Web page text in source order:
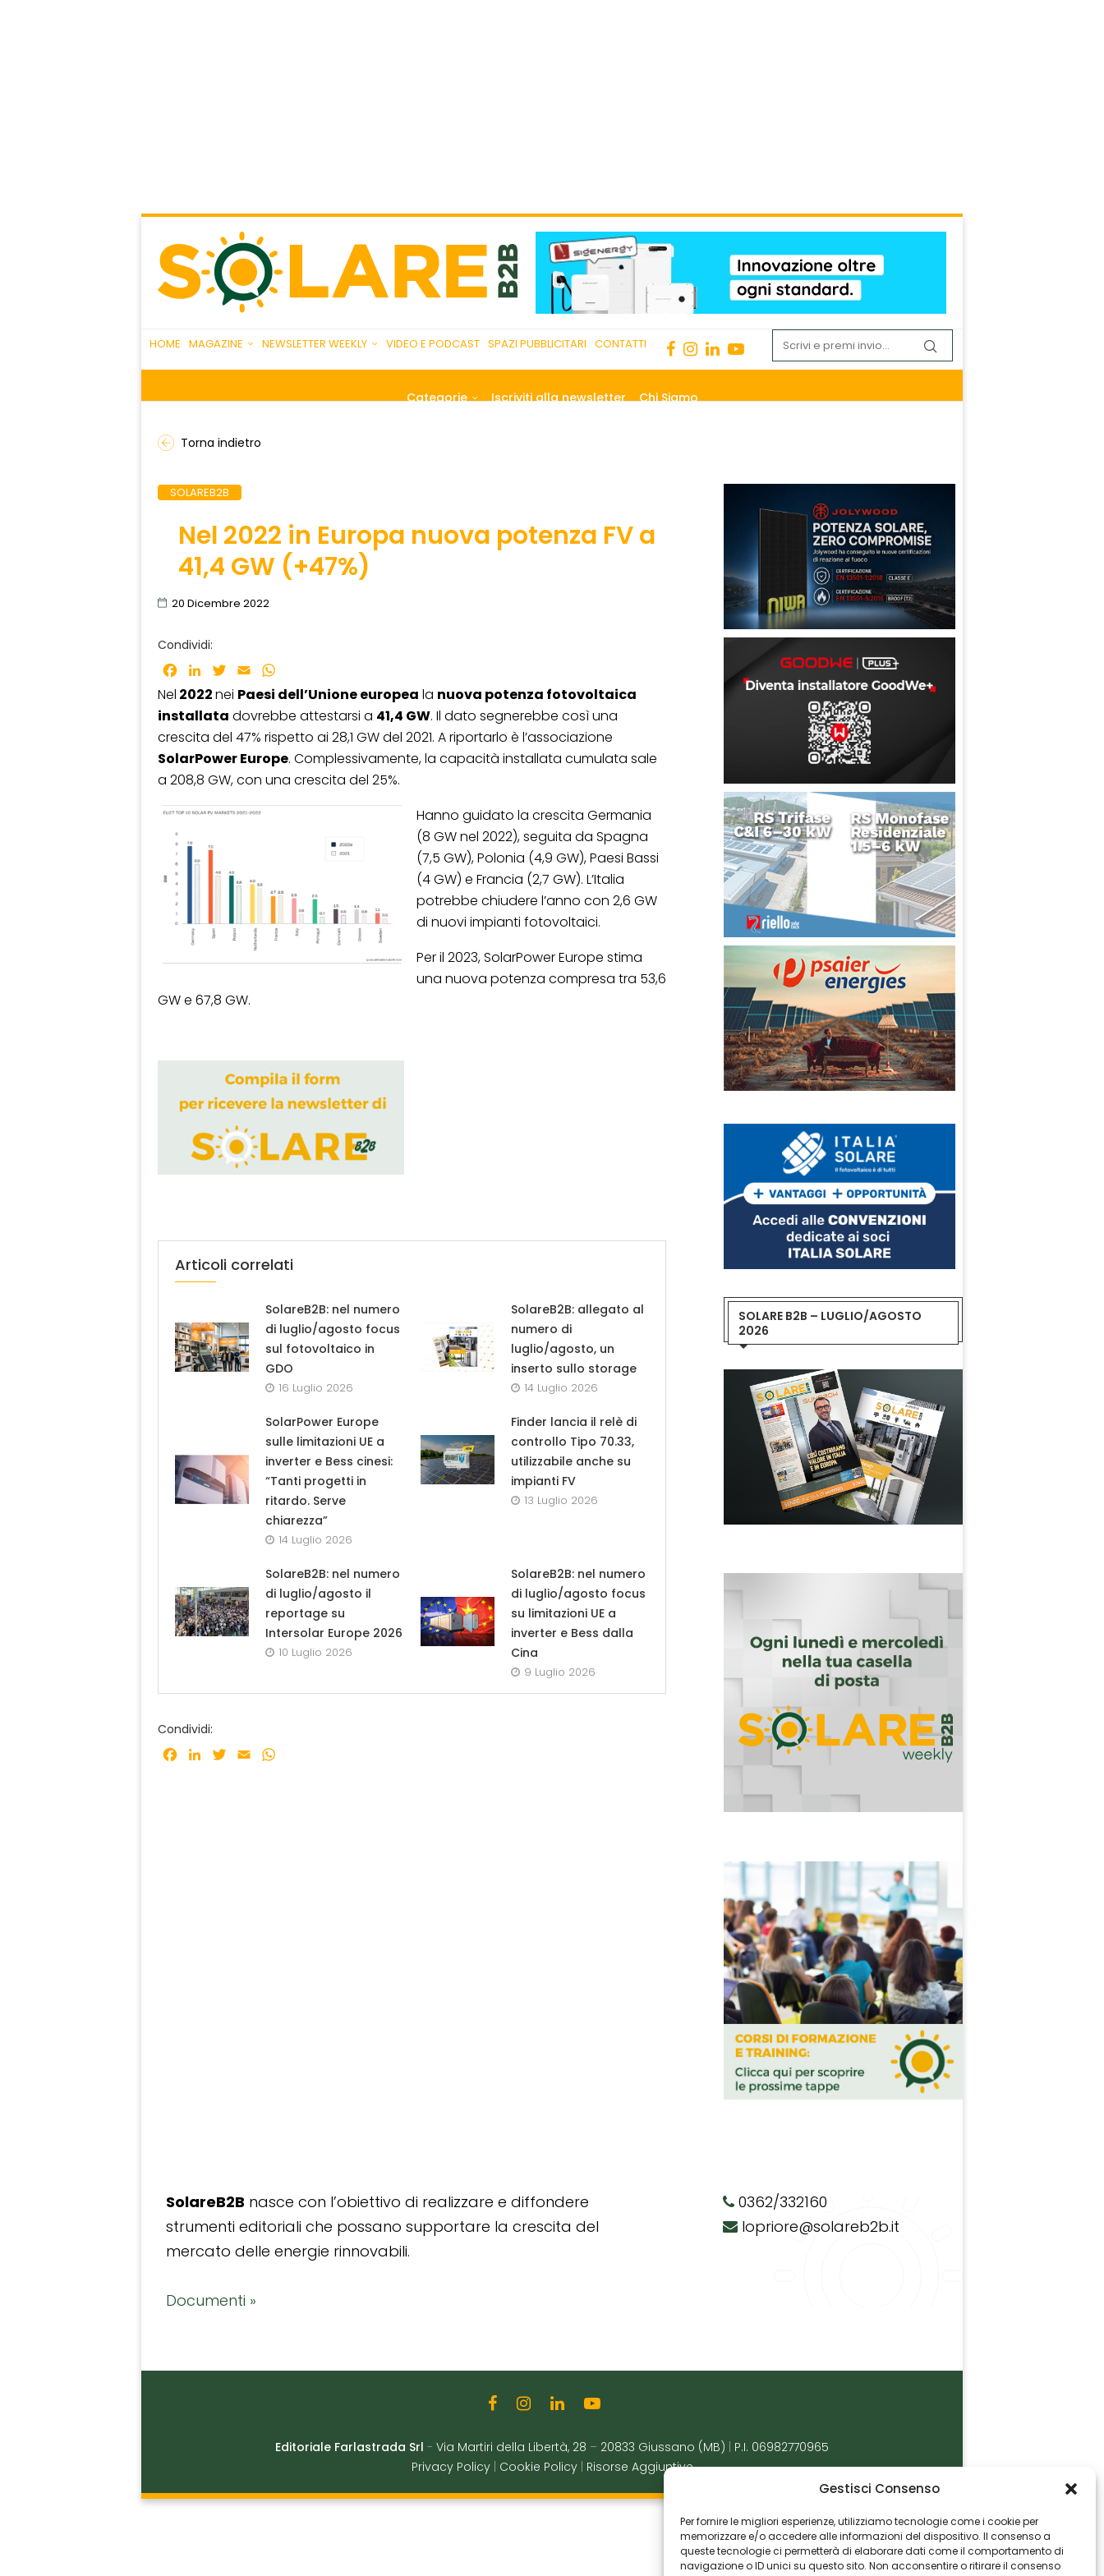
Gestisci Consenso
Per fornire le migliori esperienze, utilizziamo tecnologie come i cookie per
memorizzare e/o accedere alle informazioni del dispositivo. Il consenso a
queste tecnologie ci permetterà di elaborare dati come il comportamento di
navigazione o ID unici su questo sito. Non acconsentire o ritirare il consenso
HOME MAGAZINE NEWSLETTER WEEKLY VIDEO E PODCAST SPAZI PUBBLICITARI CONTATTI
Categorie Iscriviti alla newsletter Chi Siamo
Torna indietro
SOLAREB2B
Nel 2022 in Europa nuova potenza FV a
41,4 GW (+47%)
20 Dicembre 2022
Condividi:
Facebook
LinkedInTwitter
Email
Nel 2022nei Paesi dell’Unione europea la nuova potenza fotovoltaica
installata dovrebbe attestarsi a 41,4 GW. Il dato segnerebbe così una
crescita del 47% rispetto ai 28,1 GW del 2021. A riportarlo è l’associazione
SolarPower Europe. Complessivamente, la capacità installata cumulata sale
a 208,8 GW, con una crescita del 25%.
Hanno guidato la crescita Germania
(8 GW nel 2022), seguita da Spagna
(7,5 GW), Polonia (4,9 GW), Paesi Bassi
(4 GW) e Francia (2,7 GW). L’Italia
potrebbe chiudere l’anno con 2,6 GW
di nuovi impianti fotovoltaici.
Per il 2023, SolarPower Europe stima
una nuova potenza compresa tra 53,6
GW e 67,8 GW.
Articoli correlati
SolareB2B: nel numero
di luglio/agosto focus
sul fotovoltaico in
GDO
16 Luglio 2026
SolareB2B: allegato al
numero di
luglio/agosto, un
inserto sullo storage
14 Luglio 2026
SolarPower Europe
sulle limitazioni UE a
inverter e Bess cinesi:
“Tanti progetti in
ritardo. Serve
chiarezza”
14 Luglio 2026
Finder lancia il relè di
controllo Tipo 70.33,
utilizzabile anche su
impianti FV
13 Luglio 2026
SolareB2B: nel numero
di luglio/agosto il
reportage su
Intersolar Europe 2026
10 Luglio 2026
SolareB2B: nel numero
di luglio/agosto focus
su limitazioni UE a
inverter e Bess dalla
Cina
9 Luglio 2026
Condividi:
Facebook
LinkedInTwitter
Email
SOLARE B2B – LUGLIO/AGOSTO
2026
SolareB2B nasce con l’obiettivo di realizzare e diffondere
strumenti editoriali che possano supportare la crescita del
mercato delle energie rinnovabili.
Documenti »
0362/332160
lopriore@solareb2b.it
Editoriale Farlastrada Srl - Via Martiri della Libertà, 28 – 20833 Giussano (MB)
P.I. 06982770965
Privacy Policy
Cookie Policy Risorse Aggiuntive